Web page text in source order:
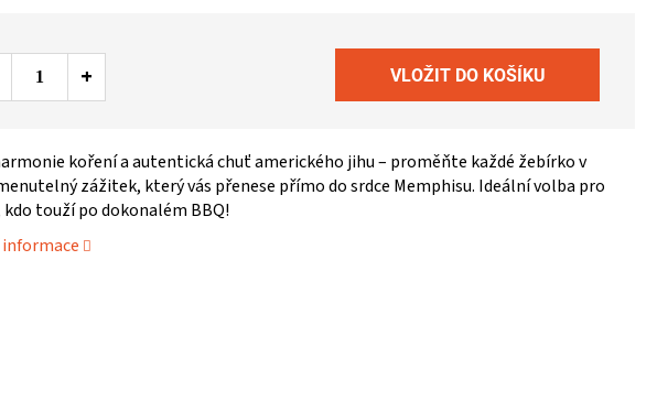
koření a autentická chuť amerického jihu – proměňte každé žebírko v
zážitek, který vás přenese přímo do srdce Memphisu. Ideální volba pro
kdo touží po dokonalém BBQ!